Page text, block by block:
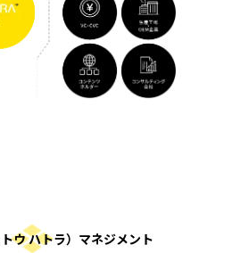
ウ ハトラ）マネジメント